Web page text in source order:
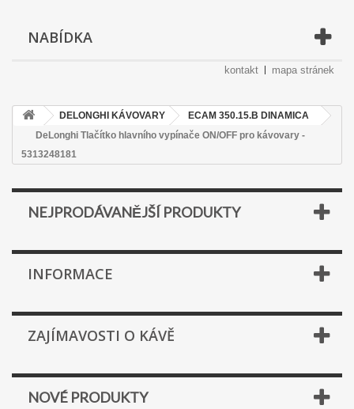
NABÍDKA
kontakt mapa stránek
DELONGHI KÁVOVARY
ECAM 350.15.B DINAMICA
DeLonghi Tlačítko hlavního vypínače ON/OFF pro kávovary -
5313248181
NEJPRODÁVANĚJŠÍ PRODUKTY
INFORMACE
ZAJÍMAVOSTI O KÁVĚ
NOVÉ PRODUKTY